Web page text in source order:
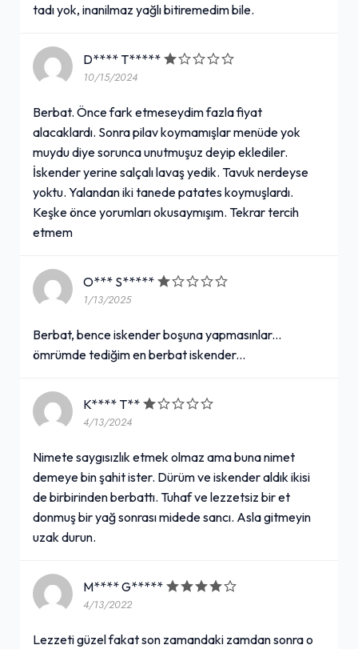
tadı yok, inanilmaz yağlı bitiremedim bile.
D**** T*****
10/15/2024
Berbat. Önce fark etmeseydim fazla fiyat
alacaklardı. Sonra pilav koymamışlar menüde yok
muydu diye sorunca unutmuşuz deyip eklediler.
İskender yerine salçalı lavaş yedik. Tavuk nerdeyse
yoktu. Yalandan iki tanede patates koymuşlardı.
Keşke önce yorumları okusaymışım. Tekrar tercih
etmem
O*** S*****
1/13/2025
Berbat, bence iskender boşuna yapmasınlar...
ömrümde tediğim en berbat iskender...
K**** T**
4/13/2024
Nimete saygısızlık etmek olmaz ama buna nimet
demeye bin şahit ister. Dürüm ve iskender aldık ikisi
de birbirinden berbattı. Tuhaf ve lezzetsiz bir et
donmuş bir yağ sonrası midede sancı. Asla gitmeyin
uzak durun.
M**** G*****
4/13/2022
Lezzeti güzel fakat son zamandaki zamdan sonra o